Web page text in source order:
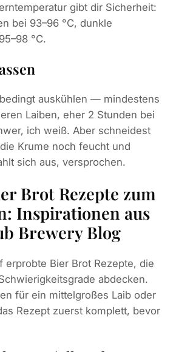
gibt dir Sicherheit:
bei 93–96 °C, dunkle
°C.
auskühlen — mindestens
Laiben, eher 2 Stunden bei
ich weiß. Aber schneidest
Krume noch feucht und
sich aus, versprochen.
Brot Rezepte zum
Inspirationen aus
Brewery Blog
erprobte Bier Brot Rezepte, die
abdecken.
für ein mittelgroßes Laib oder
Rezept zuerst komplett, bevor